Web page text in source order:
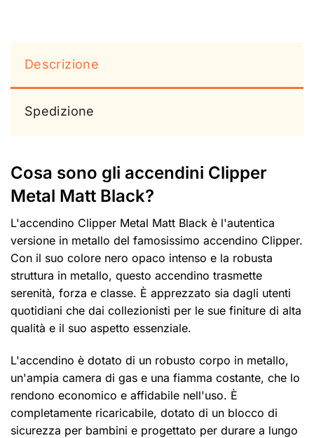
Descrizione
Spedizione
Cosa sono gli accendini Clipper
Metal Matt Black?
L'accendino Clipper Metal Matt Black è l'autentica
versione in metallo del famosissimo accendino Clipper.
Con il suo colore nero opaco intenso e la robusta
struttura in metallo, questo accendino trasmette
serenità, forza e classe. È apprezzato sia dagli utenti
quotidiani che dai collezionisti per le sue finiture di alta
qualità e il suo aspetto essenziale.
L'accendino è dotato di un robusto corpo in metallo,
un'ampia camera di gas e una fiamma costante, che lo
rendono economico e affidabile nell'uso. È
completamente ricaricabile, dotato di un blocco di
sicurezza per bambini e progettato per durare a lungo